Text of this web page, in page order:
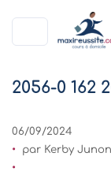
2056-0 162
06/09/2024
par Kerby Junon